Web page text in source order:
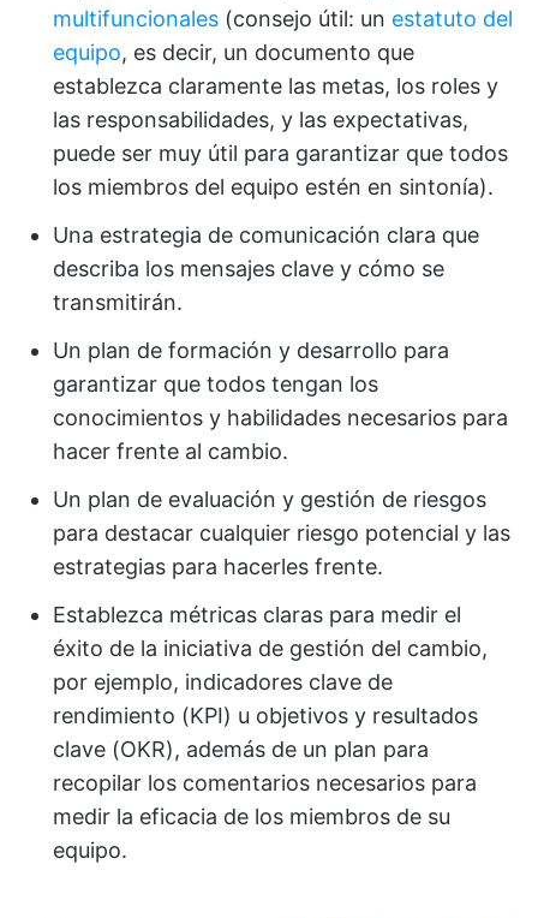
multifuncionales (consejo útil: un estatuto del
equipo, es decir, un documento que
establezca claramente las metas, los roles y
las responsabilidades, y las expectativas,
puede ser muy útil para garantizar que todos
los miembros del equipo estén en sintonía).
Una estrategia de comunicación clara que
describa los mensajes clave y cómo se
transmitirán.
Un plan de formación y desarrollo para
garantizar que todos tengan los
conocimientos y habilidades necesarios para
hacer frente al cambio.
Un plan de evaluación y gestión de riesgos
para destacar cualquier riesgo potencial y las
estrategias para hacerles frente.
Establezca métricas claras para medir el
éxito de la iniciativa de gestión del cambio,
por ejemplo, indicadores clave de
rendimiento (KPI) u objetivos y resultados
clave (OKR), además de un plan para
recopilar los comentarios necesarios para
medir la eficacia de los miembros de su
equipo.